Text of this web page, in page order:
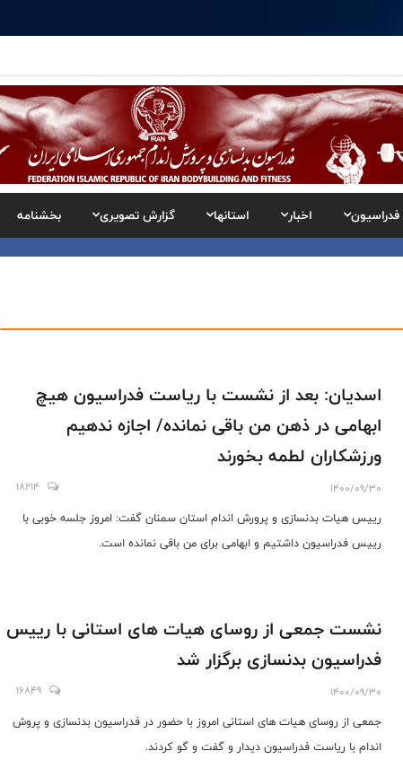
فدراسیون اخبار استانها گزارش تصویری بخشنامه
اسدیان: بعد از نشست با ریاست فدراسیون هیچ
ابهامی در ذهن من باقی نمانده/ اجازه ندهیم
ورزشکاران لطمه بخورند
1400/09/30
18214
رییس هیات بدنسازی و پرورش اندام استان سمنان گفت: امروز جلسه خوبی با
رییس فدراسیون داشتیم و ابهامی برای من باقی نمانده است.
نشست جمعی از روسای هیات های استانی با رییس
فدراسیون بدنسازی برگزار شد
1400/09/30
16849
جمعی از روسای هیات های استانی امروز با حضور در فدراسیون بدنسازی و پروش
اندام با ریاست فدراسیون دیدار و گفت و گو کردند.